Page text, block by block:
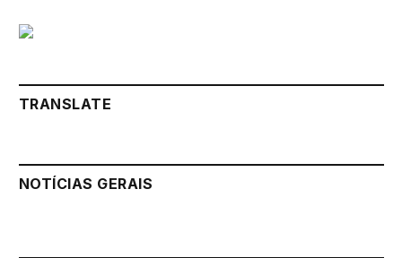
TRANSLATE
NOTÍCIAS GERAIS